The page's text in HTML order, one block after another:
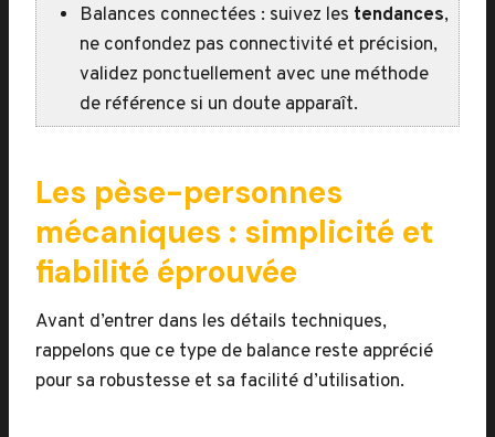
Balances connectées : suivez les tendances,
ne confondez pas connectivité et précision,
validez ponctuellement avec une méthode
de référence si un doute apparaît.
Les pèse-personnes
mécaniques : simplicité et
fiabilité éprouvée
Avant d’entrer dans les détails techniques,
rappelons que ce type de balance reste apprécié
pour sa robustesse et sa facilité d’utilisation.